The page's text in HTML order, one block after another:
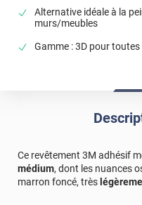
Alternative idéale à la
murs/meubles
Gamme : 3D pour
Ce revêtement 3M adhésif
médium, dont les nuances
marron foncé, très